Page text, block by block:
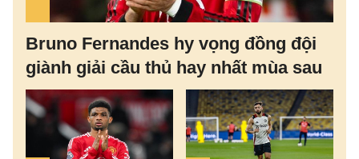
Bruno Fernandes hy vọng đồng đội
giành giải cầu thủ hay nhất mùa sau